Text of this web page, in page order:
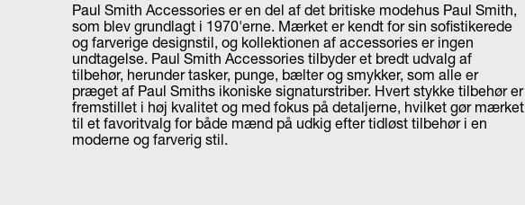
Paul Smith Accessories er en del af det britiske modehus Paul Smith,
som blev grundlagt i 1970'erne. Mærket er kendt for sin sofistikerede
og farverige designstil, og kollektionen af accessories er ingen
undtagelse. Paul Smith Accessories tilbyder et bredt udvalg af
tilbehør, herunder tasker, punge, bælter og smykker, som alle er
præget af Paul Smiths ikoniske signaturstriber. Hvert stykke tilbehør er
fremstillet i høj kvalitet og med fokus på detaljerne, hvilket gør mærket
til et favoritvalg for både mænd på udkig efter tidløst tilbehør i en
moderne og farverig stil.